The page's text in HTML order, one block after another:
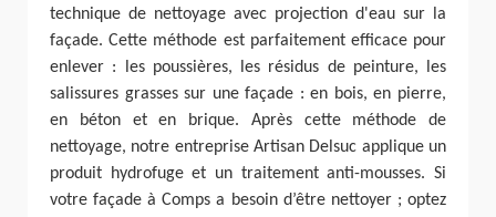
technique de nettoyage avec projection d'eau sur la
façade. Cette méthode est parfaitement efficace pour
enlever : les poussières, les résidus de peinture, les
salissures grasses sur une façade : en bois, en pierre,
en béton et en brique. Après cette méthode de
nettoyage, notre entreprise Artisan Delsuc applique un
produit hydrofuge et un traitement anti-mousses. Si
votre façade à Comps a besoin d’être nettoyer ; optez